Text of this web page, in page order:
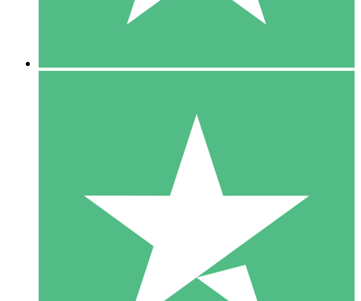
10 Downloaden
20 00